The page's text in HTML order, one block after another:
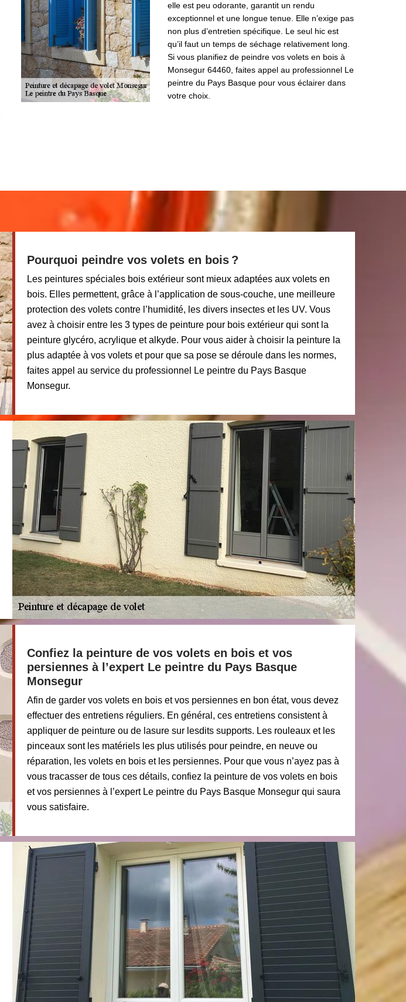
elle est peu odorante, garantit un rendu
exceptionnel et une longue tenue. Elle n’exige pas
non plus d’entretien spécifique. Le seul hic est
qu’il faut un temps de séchage relativement long.
Si vous planifiez de peindre vos volets en bois à
Monsegur 64460, faites appel au professionnel Le
peintre du Pays Basque pour vous éclairer dans
votre choix.
Pourquoi peindre vos volets en bois ?
Les peintures spéciales bois extérieur sont mieux adaptées aux volets en
bois. Elles permettent, grâce à l’application de sous-couche, une meilleure
protection des volets contre l’humidité, les divers insectes et les UV. Vous
avez à choisir entre les 3 types de peinture pour bois extérieur qui sont la
peinture glycéro, acrylique et alkyde. Pour vous aider à choisir la peinture la
plus adaptée à vos volets et pour que sa pose se déroule dans les normes,
faites appel au service du professionnel Le peintre du Pays Basque
Monsegur.
Confiez la peinture de vos volets en bois et vos
persiennes à l’expert Le peintre du Pays Basque
Monsegur
Afin de garder vos volets en bois et vos persiennes en bon état, vous devez
effectuer des entretiens réguliers. En général, ces entretiens consistent à
appliquer de peinture ou de lasure sur lesdits supports. Les rouleaux et les
pinceaux sont les matériels les plus utilisés pour peindre, en neuve ou
réparation, les volets en bois et les persiennes. Pour que vous n’ayez pas à
vous tracasser de tous ces détails, confiez la peinture de vos volets en bois
et vos persiennes à l’expert Le peintre du Pays Basque Monsegur qui saura
vous satisfaire.